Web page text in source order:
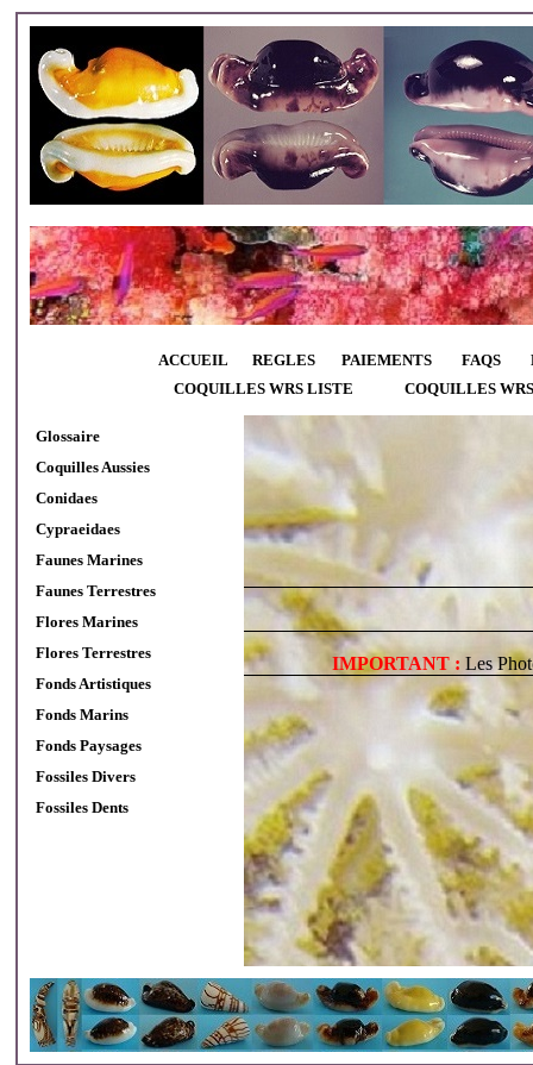
ACCUEIL REGLES PAIEMENTS FAQS
COQUILLES WRS LISTE
COQUILLES
Glossaire
Coquilles Aussies
Conidaes
Cypraeidaes
Faunes Marines
Faunes Terrestres
Flores Marines
Flores Terrestres
Fonds Artistiques
Fonds Marins
Fonds Paysages
Fossiles Divers
Fossiles Dents
IMPORTANT : Les